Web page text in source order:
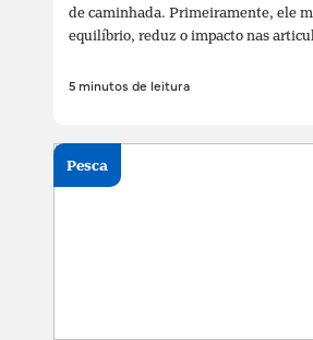
de caminhada. Primeiramente, ele
equilíbrio, reduz o impacto nas
5 minutos de leitura
Pesca